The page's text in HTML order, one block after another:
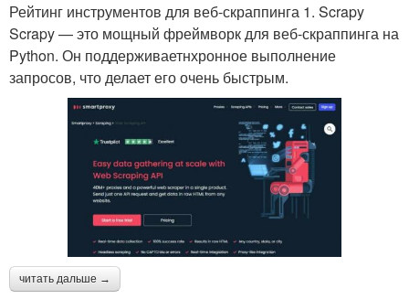
Рейтинг инструментов для веб-скраппинга 1. Scrapy
Scrapy — это мощный фреймворк для веб-скраппинга на
Python. Он поддерживаетнхронное выполнение
запросов, что делает его очень быстрым.
читать дальше →